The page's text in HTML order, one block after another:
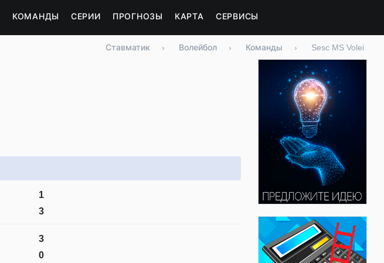
КОМАНДЫ СЕРИИ ПРОГНОЗЫ КАРТА СЕРВИСЫ
Ставматик › Волейбол › Команды › Sesc MS Volei
1
3
3
0